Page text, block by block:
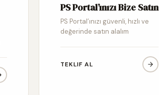
PS Portal’ınızı Bize Satın
PS Portal’ınızı güvenli, hızlı ve
değerinde satın alalım
TEKLIF AL